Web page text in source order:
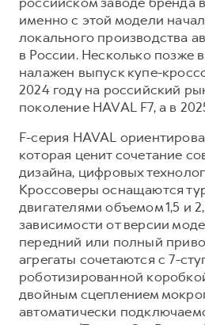
POER
от 3 449 000 ₽
Сервис для корпоративных
HAVAL Лизинг
АКСЕССУАРЫ HAVAL
Коллекция CITY
Коллекция Базовая
Коллекция Детская
Подписки
Автомобильные аксессуары
Коллекция Базовая
Коллекция Детская
именно с этой модели
локального производства
в России. Несколько позже
налажен выпуск купе-
2024 году на российский
поколение HAVAL F7, а в
F-серия HAVAL
которая ценит сочетание
дизайна, цифровых
Кроссоверы оснащаются
двигателями объемом 1,5 и
зависимости от версии
передний или полный
агрегаты сочетаются с 7-
роботизированной
двойным сцеплением
автоматически